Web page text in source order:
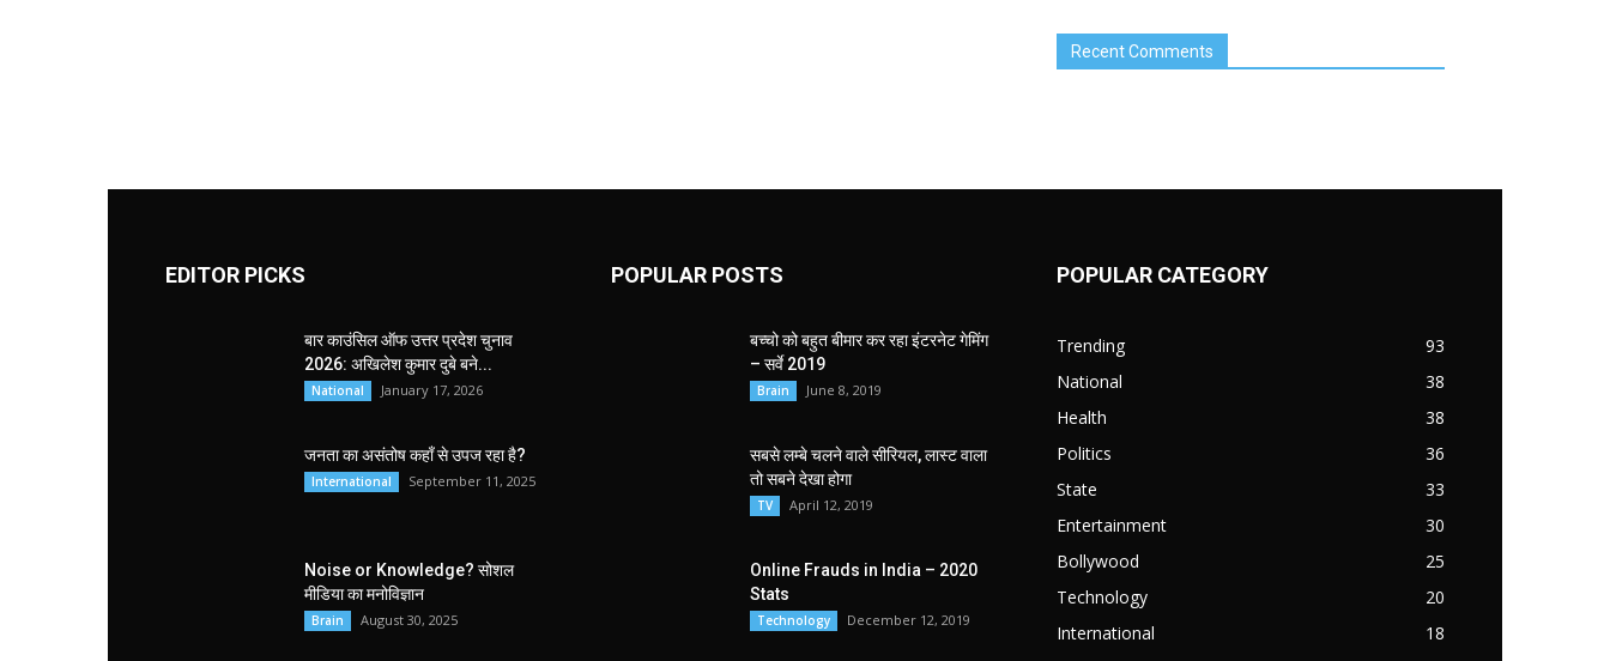
Recent Comments
EDITOR PICKS
बार काउंसिल ऑफ उत्तर प्रदेश चुनाव
2026: अखिलेश कुमार दुबे बने...
National January 17, 2026
जनता का असंतोष कहाँ से उपज रहा है?
International September 11, 2025
Noise or Knowledge? सोशल
मीडिया का मनोविज्ञान
Brain August 30, 2025
POPULAR POSTS
बच्चो को बहुत बीमार कर रहा इंटरनेट गेमिंग
– सर्वे 2019
Brain June 8, 2019
सबसे लम्बे चलने वाले सीरियल, लास्ट वाला
तो सबने देखा होगा
TV April 12, 2019
Online Frauds in India – 2020
Stats
Technology December 12, 2019
POPULAR CATEGORY
Trending
93
National
38
Health
38
Politics
36
State
33
Entertainment
30
Bollywood
25
Technology
20
International
18